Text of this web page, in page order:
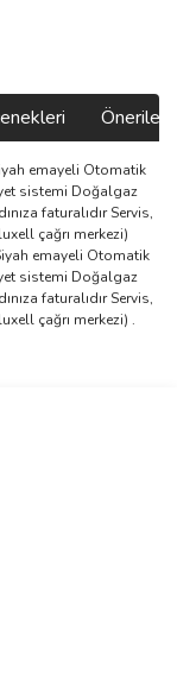
emayeli Otomatik
sistemi Doğalgaz
faturalıdır Servis,
çağrı merkezi)
emayeli Otomatik
sistemi Doğalgaz
faturalıdır Servis,
çağrı merkezi) .